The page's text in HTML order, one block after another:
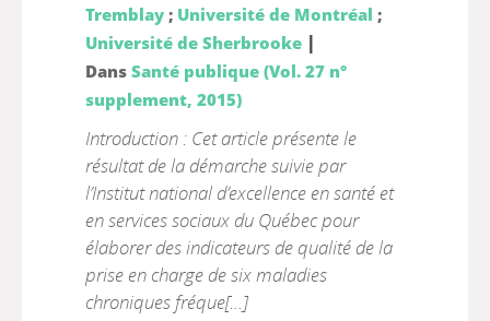
Tremblay; Université de Montréal ;
Université de Sherbrooke |
Dans Santé publique (Vol. 27 n°
supplement, 2015)
Introduction : Cet article présente le
résultat de la démarche suivie par
l’Institut national d’excellence en santé et
en services sociaux du Québec pour
élaborer des indicateurs de qualité de la
prise en charge de six maladies
chroniques fréque[...]